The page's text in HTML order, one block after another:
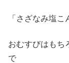
「さざなみ塩こ
おむすびはもち
で